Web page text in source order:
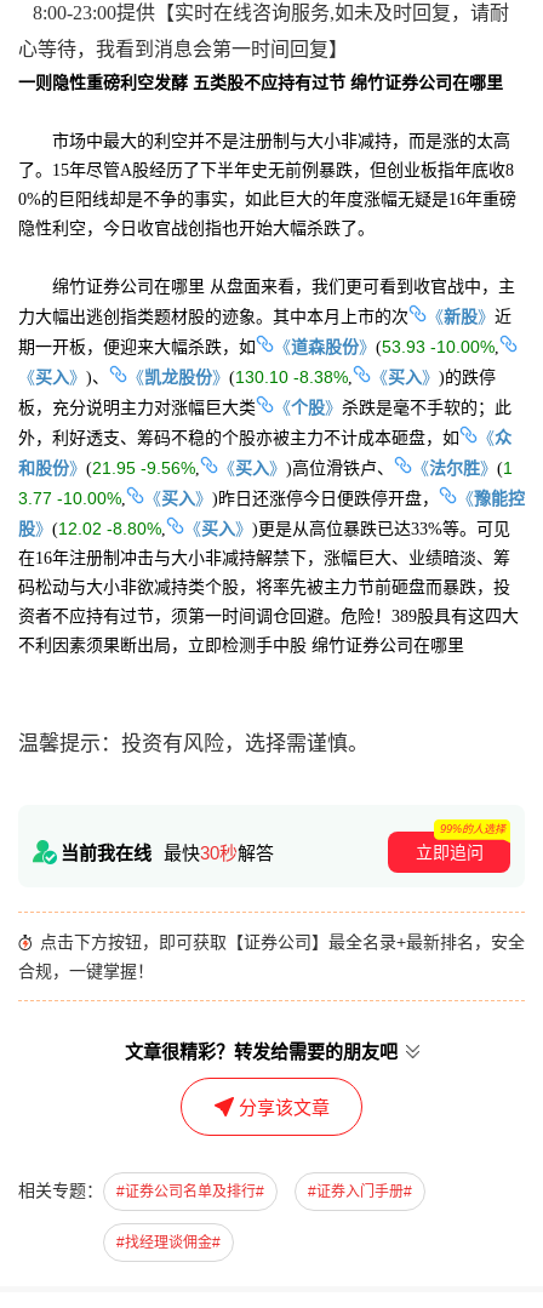
8:00-23:00提供【实时在线咨询服务,如未及时回复，请耐
心等待，我看到消息会第一时间回复】
一则隐性重磅利空发酵 五类股不应持有过节 绵竹证券公司在哪里
市场中最大的利空并不是注册制与大小非减持，而是涨的太高
了。15年尽管A股经历了下半年史无前例暴跌，但创业板指年底收8
0%的巨阳线却是不争的事实，如此巨大的年度涨幅无疑是16年重磅
隐性利空，今日收官战创指也开始大幅杀跌了。
绵竹证券公司在哪里 从盘面来看，我们更可看到收官战中，主
力大幅出逃创指类题材股的迹象。其中本月上市的次
《新股》 近
期一开板，便迎来大幅杀跌，如
《道森股份》 (53.93 -10.00%
《买入》 )、 《凯龙股份》 (130.10 -8.38% 《买入》 )的跌停
板，充分说明主力对涨幅巨大类
《个股》 杀跌是毫不手软的；此
外，利好透支、筹码不稳的个股亦被主力不计成本砸盘，如
《众
和股份》 (21.95 -9.56% 《买入》 )高位滑铁卢、 《法尔胜》 (1
3.77 -10.00%
《买入》 )昨日还涨停今日便跌停开盘， 《豫能控
股》 (12.02 -8.80% 《买入》 )更是从高位暴跌已达33%等。可见
在16年注册制冲击与大小非减持解禁下，涨幅巨大、业绩暗淡、筹
码松动与大小非欲减持类个股，将率先被主力节前砸盘而暴跌，投
资者不应持有过节，须第一时间调仓回避。危险！389股具有这四大
不利因素须果断出局，立即检测手中股 绵竹证券公司在哪里
温馨提示：投资有风险，选择需谨慎。
当前我在线 最快30秒解答 立即追问
99%的人选择
点击下方按钮，即可获取【证券公司】最全名录+最新排名，安全
合规，一键掌握！
文章很精彩？转发给需要的朋友吧
分享该文章
相关专题： #证券公司名单及排行# #证券入门手册#
#找经理谈佣金#